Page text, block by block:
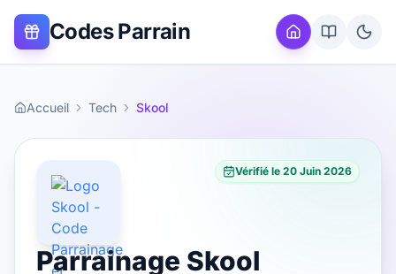
Codes Parrain
Accueil Tech Skool
Vérifié le 20 Juin 2026
Parrainage Skool